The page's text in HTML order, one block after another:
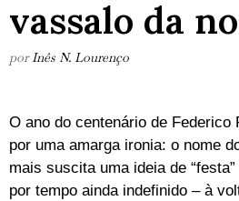
vassalo da
porInês N. Lourenço
O ano do centenário de
por uma amarga ironia: o nome
mais suscita uma ideia de
por tempo ainda indefinido – à